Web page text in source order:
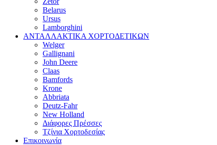
Belarus
Ursus
Lamborghini
ΑΝΤΑΛΛΑΚΤΙΚΑ ΧΟΡΤΟΔΕΤΙΚΩΝ
Welger
Gallignani
John Deere
Claas
Bamfords
Krone
Abbriata
Deutz-Fahr
New Holland
Διάφορες Πρέσσες
Τζίνια Χορτοδεσίας
Επικοινωνία